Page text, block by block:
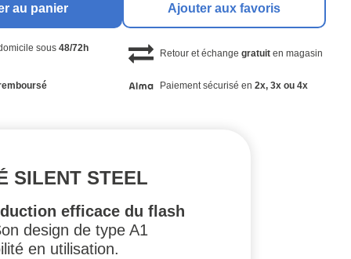
au panier Ajouter aux favoris
sous48/72h Retour et échange gratuiten magasin
Paiement sécurisé en 2x, 3x ou 4x
SILENT STEEL
efficace du flash
design de type A1
en utilisation.